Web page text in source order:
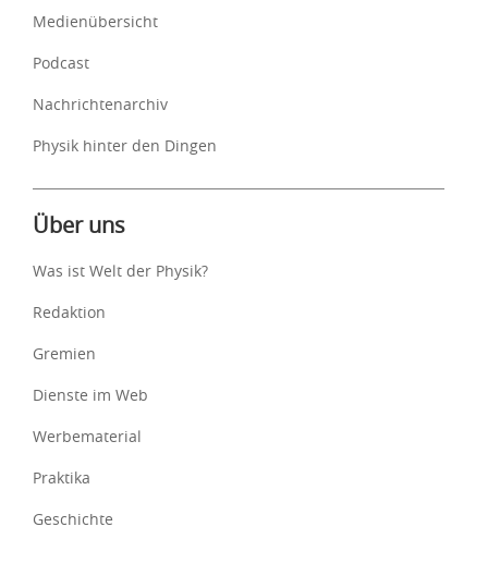
Medienübersicht
Podcast
Nachrichtenarchiv
Physik hinter den Dingen
Über uns
Was ist Welt der Physik?
Redaktion
Gremien
Dienste im Web
Werbematerial
Praktika
Geschichte